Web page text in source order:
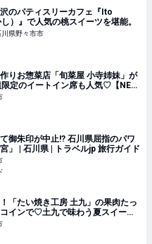
沢のパティスリーカフェ『Ito
）』で人気の桃スイーツを堪能。
川県野々市市
作りお惣菜店「旬菜屋 小寺姉妹」が
定のイートイン席も人気♡【NEW
沢。
御朱印が中止!? 石川県屈指のパワ
」 | 石川県 | トラベルjp 旅行ガイド
！「たい焼き工房 土九」の果肉たっ
インで♡土九で味わう夏スイー